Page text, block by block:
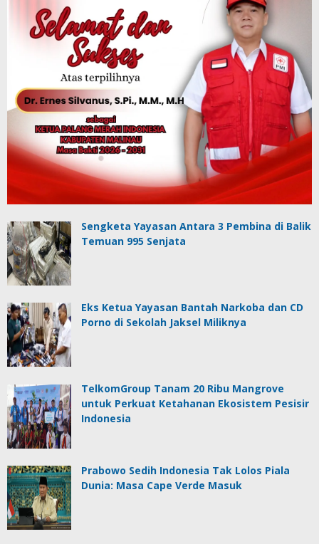
Sengketa Yayasan Antara 3 Pembina di Balik
Temuan 995 Senjata
Eks Ketua Yayasan Bantah Narkoba dan CD
Porno di Sekolah Jaksel Miliknya
TelkomGroup Tanam 20 Ribu Mangrove
untuk Perkuat Ketahanan Ekosistem Pesisir
Indonesia
Prabowo Sedih Indonesia Tak Lolos Piala
Dunia: Masa Cape Verde Masuk